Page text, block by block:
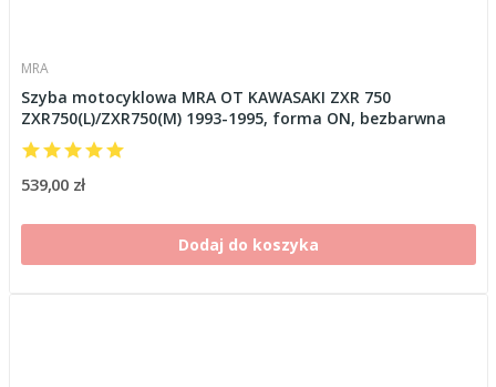
MRA
Szyba motocyklowa MRA OT KAWASAKI ZXR 750
ZXR750(L)/ZXR750(M) 1993-1995, forma ON, bezbarwna
539,00 zł
Dodaj do koszyka